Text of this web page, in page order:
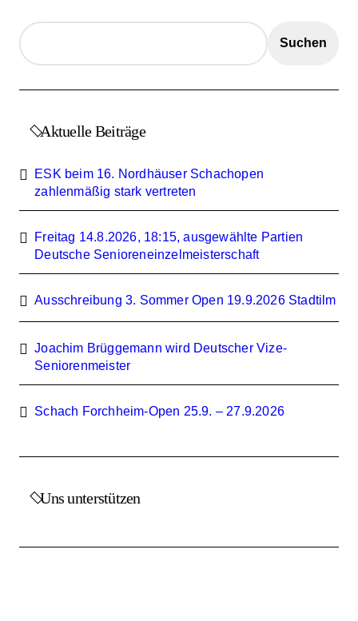
Suchen
Aktuelle Beiträge
ESK beim 16. Nordhäuser Schachopen
zahlenmäßig stark vertreten
Freitag 14.8.2026, 18:15, ausgewählte Partien
Deutsche Senioreneinzelmeisterschaft
Ausschreibung 3. Sommer Open 19.9.2026 Stadtilm
Joachim Brüggemann wird Deutscher Vize-
Seniorenmeister
Schach Forchheim-Open 25.9. – 27.9.2026
Uns unterstützen